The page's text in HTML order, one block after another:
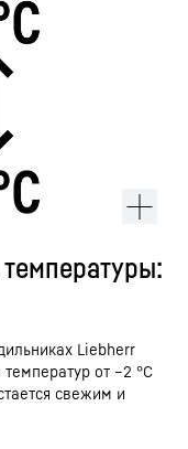
Liebherr
от –2 °C
свежим и